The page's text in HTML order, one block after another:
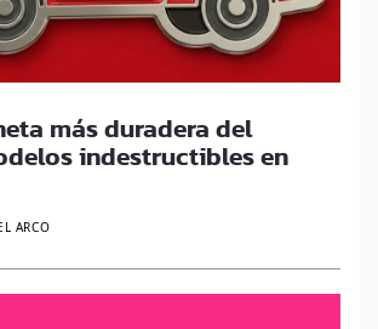
más duradera del
indestructibles en
ARCO